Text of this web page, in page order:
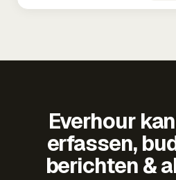
Everhour
erfassen,
berichten &